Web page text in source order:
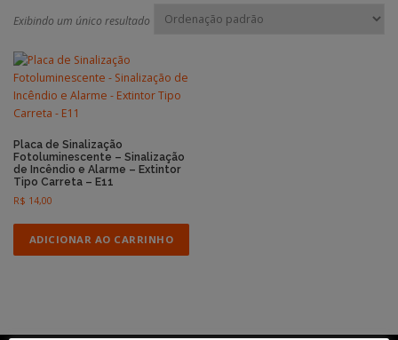
Exibindo um único resultado
Placa de Sinalização
Fotoluminescente – Sinalização
de Incêndio e Alarme – Extintor
Tipo Carreta – E11
R$ 14,00
ADICIONAR AO CARRINHO